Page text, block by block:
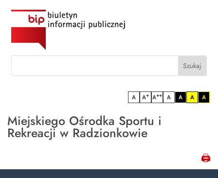
Miejskiego Ośrodka Sportu i
Rekreacji w Radzionkowie
🖨
A A+ A++ A A A A